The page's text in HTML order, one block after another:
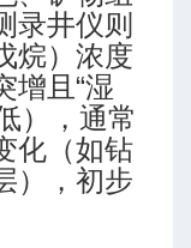
录井仪则
烷）浓度
增且“湿
），通常
化（如钻
），初步